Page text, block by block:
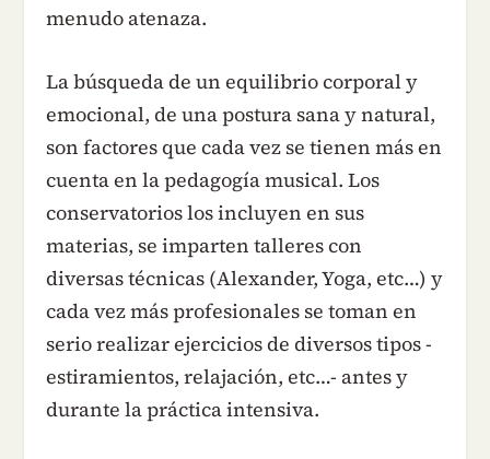
menudo atenaza.
La búsqueda de un equilibrio corporal y
emocional, de una postura sana y natural,
son factores que cada vez se tienen más en
cuenta en la pedagogía musical. Los
conservatorios los incluyen en sus
materias, se imparten talleres con
diversas técnicas (Alexander, Yoga, etc…) y
cada vez más profesionales se toman en
serio realizar ejercicios de diversos tipos -
estiramientos, relajación, etc…- antes y
durante la práctica intensiva.